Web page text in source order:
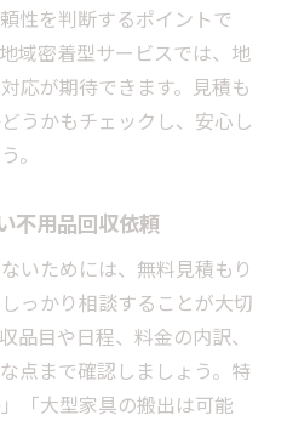
性を判断するポイントで
域密着型サービスでは、地
応が期待できます。見積も
うかもチェックし、安心し
。
不用品回収依頼
いためには、無料見積もり
っかり相談することが大切
品目や日程、料金の内訳、
点まで確認しましょう。特
「大型家具の搬出は可能